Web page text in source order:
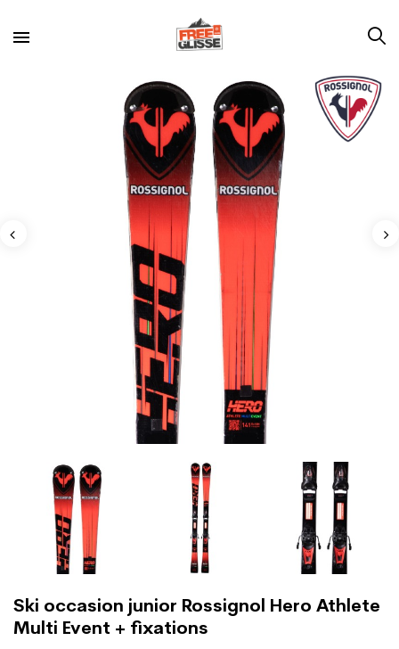
Ski occasion junior Rossignol Hero Athlete
Multi Event + fixations